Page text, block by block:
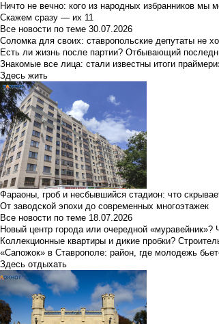
Ничто не вечно: кого из народных избранников
Скажем сразу — их 11
Все новости по теме 30.07.2026
Соломка для своих: ставропольские депутаты не
Есть ли жизнь после партии? Отбывающий
Знакомые все лица: стали известны итоги
Здесь жить
Фараоны, гроб и несбывшийся стадион: что
От заводской эпохи до современных многоэтажек
Все новости по теме 18.07.2026
Новый центр города или очередной
Коллекционные квартиры и дикие пробки?
«Сапожок» в Ставрополе: район, где молодежь
Здесь отдыхать